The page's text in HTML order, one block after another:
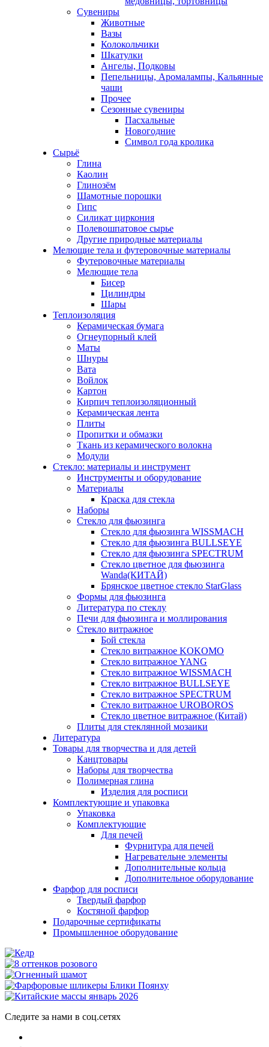
Сувениры
Животные
Вазы
Колокольчики
Шкатулки
Ангелы, Подковы
Пепельницы, Аромалампы, Кальянные
чаши
Прочее
Сезонные сувениры
Пасхальные
Новогодние
Символ года кролика
Сырьё
Глина
Каолин
Глинозём
Шамотные порошки
Гипс
Силикат циркония
Полевошпатовое сырье
Другие природные материалы
Мелющие тела и футеровочные материалы
Футеровочные материалы
Мелющие тела
Бисер
Цилиндры
Шары
Теплоизоляция
Керамическая бумага
Огнеупорный клей
Маты
Шнуры
Вата
Войлок
Картон
Кирпич теплоизоляционный
Керамическая лента
Плиты
Пропитки и обмазки
Ткань из керамического волокна
Модули
Стекло: материалы и инструмент
Инструменты и оборудование
Материалы
Краска для стекла
Наборы
Стекло для фьюзинга
Стекло для фьюзинга WISSMACH
Стекло для фьюзинга BULLSEYE
Стекло для фьюзинга SPECTRUM
Стекло цветное для фьюзинга
Wanda(КИТАЙ)
Брянское цветное стекло StarGlass
Формы для фьюзинга
Литература по стеклу
Печи для фьюзинга и моллирования
Стекло витражное
Бой стекла
Стекло витражное KOKOMO
Стекло витражное YANG
Стекло витражное WISSMACH
Стекло витражное BULLSEYE
Стекло витражное SPECTRUM
Стекло витражное UROBOROS
Стекло цветное витражное (Китай)
Плиты для стеклянной мозаики
Литература
Товары для творчества и для детей
Канцтовары
Наборы для творчества
Полимерная глина
Изделия для росписи
Комплектующие и упаковка
Упаковка
Комплектующие
Для печей
Фурнитура для печей
Нагревательне элементы
Дополнительные кольца
Дополнительное оборудование
Фарфор для росписи
Твердый фарфор
Костяной фарфор
Подарочные сертификаты
Промышленное оборудование
Следите за нами в соц.сетях